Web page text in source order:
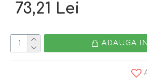
73,21 Lei
ADAUGA